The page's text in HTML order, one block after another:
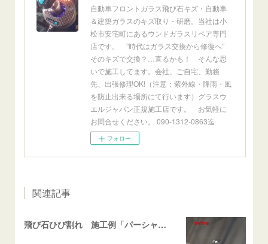
自動車フロントガラス飛び石キズ・自動車
＆建築ガラスのキズ取り・研磨。当社は小
松市安宅町にあるウンドガラスリペア専門
店です。 ”時代はガラス交換から修復へ”
そのキズで交換？…直るかも！ そんな思
いで施工してます。会社、ご自宅、勤務
先、出張修理OK!（注意：紫外線・降雨・風
を防止出来る場所にて行います）グラスウ
エルジャパン正規施工店です。 お気軽に
お問合せください。 090-1312-0863迄
フォロー
関連記事
飛び石ひび割れ 施工例「パーシャル系・衝撃点範囲ハマカケ」エスティマ